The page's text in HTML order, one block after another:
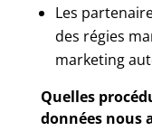
Les
des régies
marketing
Quelles
données nous